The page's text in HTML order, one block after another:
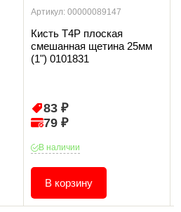
Артикул: 00000089147
Кисть T4P плоская
смешанная щетина 25мм
(1") 0101831
83 ₽
79 ₽
В наличии
В корзину